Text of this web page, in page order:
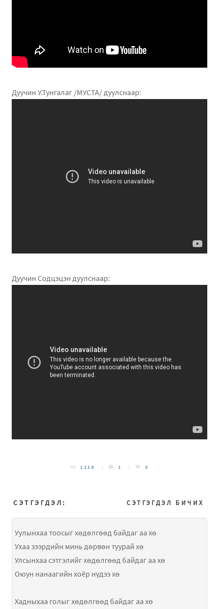
Дуучин У.Тунгалаг /МУСТА/ дуулснаар:
Дуучин Содцэцэн дуулснаар:
1216 1 0
СЭТГЭГДЭЛ БИЧИХ
СЭТГЭГДЭЛ:
Уулынхаа тоосыг хөдөлгөөд байдаг аа хө
Ухаа зээрдийн минь дөрвөн туурай хө
Улсынхаа сэтгэлийг хөдөлгөөд байдаг аа хө
Оюун нанаагийн хоёр нүдээ хө
Хадныхаа голыг хөдөлгөөд байдаг аа хө